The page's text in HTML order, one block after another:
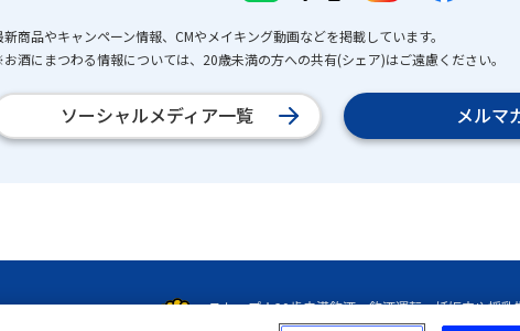
新商品やキャンペーン情報、CMやメイキング動画などを掲載しています。
酒にまつわる情報については、20歳未満の方への共有(シェア)はご遠慮ください。
ソーシャルメディア一覧 メルマ